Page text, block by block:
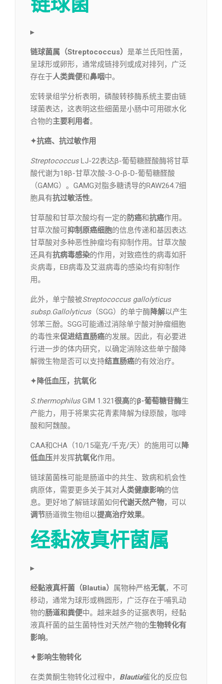
▸
链球菌属（Streptococcus） 是革兰氏阳性菌，
呈球形或卵形，通常成链排列或成对排列，广泛
存在于人类粪便和鼻咽中。
宏转录组学分析表明，磷酸转移酶系统主要由链
球菌表达，这表明这些细菌是小肠中可用碳水化
合物的主要利用者。
✦抗癌、抗过敏作用
StreptococcusLJ-22表达β-葡萄糖醛酸酶将甘草
酸代谢为18β-甘草次酸-3-O-β-D-葡萄糖醛酸
（GAMG）。GAMG对脂多糖诱导的RAW264.7细
胞具有抗过敏活性。
甘草酸和甘草次酸均有一定的 防癌和抗癌作用。
甘草次酸可抑制原癌细胞的信息传递和基因表达.
甘草酸对多种恶性肿瘤均有抑制作用。甘草次酸
还具有抗病毒感染的作用，对致癌性的病毒如肝
炎病毒，EB病毒及艾滋病毒的感染均有抑制作
用。
此外，单宁酸被Streptococcus gallolyticus
subsp.Gallolyticus（SGG）的单宁酶降解以产生
邻苯三酚。SGG可能通过消除单宁酸对肿瘤细胞
的毒性来促进结直肠癌的发展。因此，有必要进
行进一步的体内研究，以确定消除这些单宁酸降
解微生物是否可以支持结直肠癌的有效治疗。
✦降低血压，抗氧化
S.thermophilusGIM 1.321很高的β-葡萄糖苷酶生
产能力，用于将果实花青素降解为绿原酸，咖啡
酸和阿魏酸。
CAA和CHA（10/15毫克/千克/天）的施用可以降
低血压并发挥抗氧化作用。
链球菌菌株可能是肠道中的共生、致病和机会性
病原体，需要更多关于其对人类健康影响的信
息。更好地了解链球菌如何代谢天然产物，可以
调节肠道微生物组以提高治疗效果。
经黏液真杆菌属
▸
经黏液真杆菌（Blautia） 属物种严格无氧，不可
移动，通常为球形或椭圆形，广泛存在于哺乳动
物的肠道和粪便中。越来越多的证据表明，经黏
液真杆菌的益生菌特性对天然产物的生物转化有
影响。
✦影响生物转化
在类黄酮生物转化过程中， Blautia催化的反应包